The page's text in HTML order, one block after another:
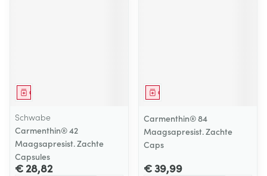
Geneesmiddel
Schwabe
Carmenthin® 42
Maagsapresist. Zachte
Capsules
€ 28,82
Geneesmiddel
Carmenthin® 84
Maagsapresist. Zachte
Caps
€ 39,99